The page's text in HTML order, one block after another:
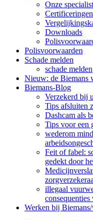
Onze
Certificeringen
Downloads
Polisvoorwaarden
Schade melden
schade melden
Nieuw: de Biemans
Biemans-Blog
Verzekerd bij
Tips afsluiten
Dashcam als
Tips voor een
wederom
Feit of fabel:
gedekt door
illegaal
Werken bij